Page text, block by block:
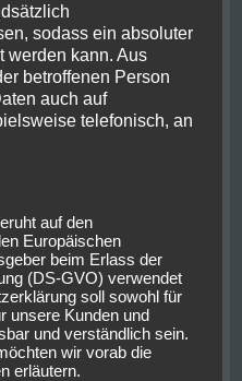
wurde ein abendlicher
die Eindrücke der
erfahren. Allerdings
der Metropole
Auto aus Gesehene.
Einwanderer
Abend in der Bar
sodass ein absoluter
werden kann. Aus
betroffenen Person
auch auf
telefonisch, an
auf den
Europäischen
beim Erlass der
(DS-GVO) verwendet
soll sowohl für
unsere Kunden und
und verständlich sein.
wir vorab die
erläutern.